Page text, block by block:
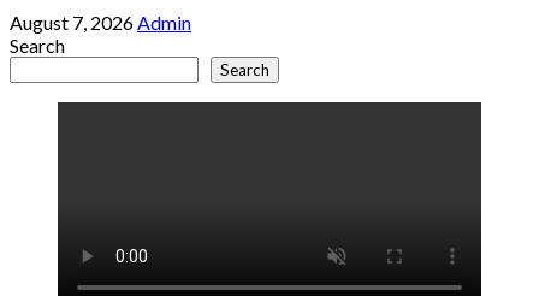
August 7, 2026Admin
Search
Search